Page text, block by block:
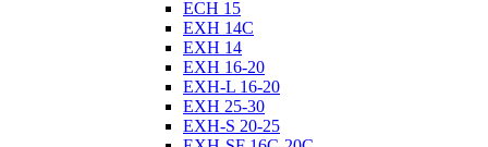
ECH 15
EXH 14C
EXH 14
EXH 16-20
EXH-L 16-20
EXH 25-30
EXH-S 20-25